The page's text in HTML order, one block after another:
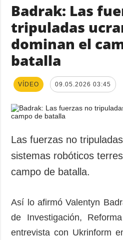
Badrak: Las
tripuladas
dominan el
batalla
VÍDEO 09.05.2026 03:45
Las fuerzas no
sistemas robóticos
campo de batalla.
Así lo afirmó Valentyn
de Investigación,
entrevista con Ukrinform